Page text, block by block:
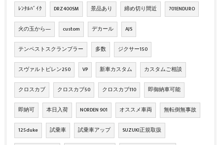
ﾚﾝﾀﾙﾊﾞｲｸ DRZ400SM 景品あり 締め切り間近 701ENDURO
火の玉から― custom デカール AJS
テンペストスクランブラー 多数 ジクサー150
スヴァルトピレン250 VP 新車カスタム カスタムご相談
クロスカブ クロスカブ50 クロスカブ110 即御納車可能
即納可 本日入荷 NORDEN 901 オススメ車両 無転倒無事故
125duke 試乗車 試乗車アップ SUZUKI正規取扱